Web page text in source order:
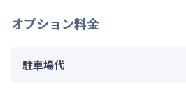
オプション料金
駐車場代